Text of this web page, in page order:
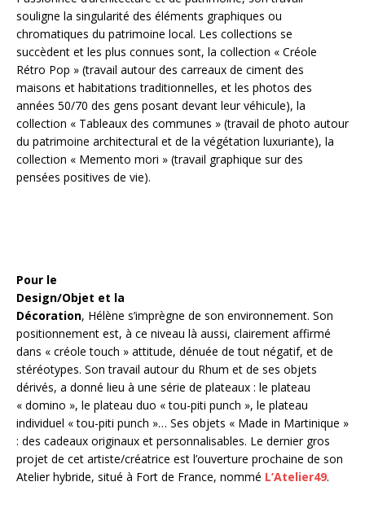
souligne la singularité des éléments graphiques ou
chromatiques du patrimoine local. Les collections se
succèdent et les plus connues sont, la collection « Créole
Rétro Pop » (travail autour des carreaux de ciment des
maisons et habitations traditionnelles, et les photos des
années 50/70 des gens posant devant leur véhicule), la
collection « Tableaux des communes » (travail de photo autour
du patrimoine architectural et de la végétation luxuriante), la
collection « Memento mori » (travail graphique sur des
pensées positives de vie).
Pour le
Design/Objet et la
Décoration, Hélène s’imprègne de son environnement. Son
positionnement est, à ce niveau là aussi, clairement affirmé
dans « créole touch » attitude, dénuée de tout négatif, et de
stéréotypes. Son travail autour du Rhum et de ses objets
dérivés, a donné lieu à une série de plateaux : le plateau
« domino », le plateau duo « tou-piti punch », le plateau
individuel « tou-piti punch »… Ses objets « Made in Martinique »
: des cadeaux originaux et personnalisables. Le dernier gros
projet de cet artiste/créatrice est l’ouverture prochaine de son
Atelier hybride, situé à Fort de France, nommé L’Atelier49.